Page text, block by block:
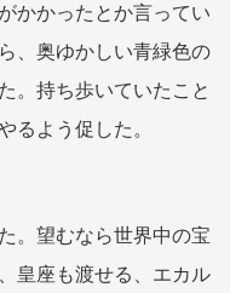
かかったとか言ってい
、奥ゆかしい青緑色の
。持ち歩いていたこと
るよう促した。
。望むなら世界中の宝
皇座も渡せる、エカル